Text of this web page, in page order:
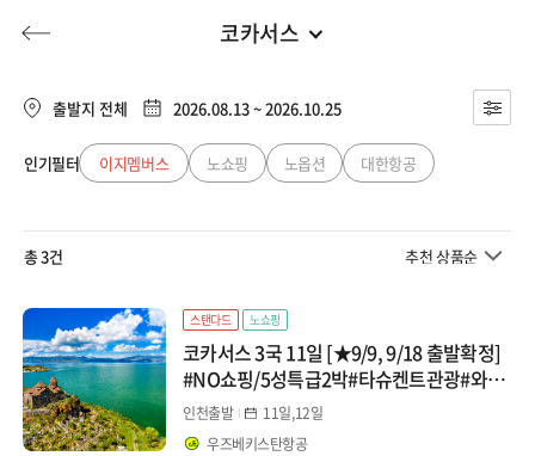
허니문 기획전/홈쇼핑 이벤트/혜택
투어플랜
허니문
코카서스
유럽
동남아
일본
대만/홍콩/마카오
미주/캐나다/중남미
중앙아시아
출발지 전체 2026.08.13 ~ 2026.10.25
인기필터 이지멤버스 노쇼핑 노옵션 대한항공
총 3건 추천 상품순
스탠다드 노쇼핑
코카서스 3국 11일 [★9/9, 9/18 출발확정]
#NO쇼핑/5성특급2박#타슈켄트관광#와이
너리#이지하이킹#10大하이라이트
인천출발
11일,12일
우즈베키스탄항공